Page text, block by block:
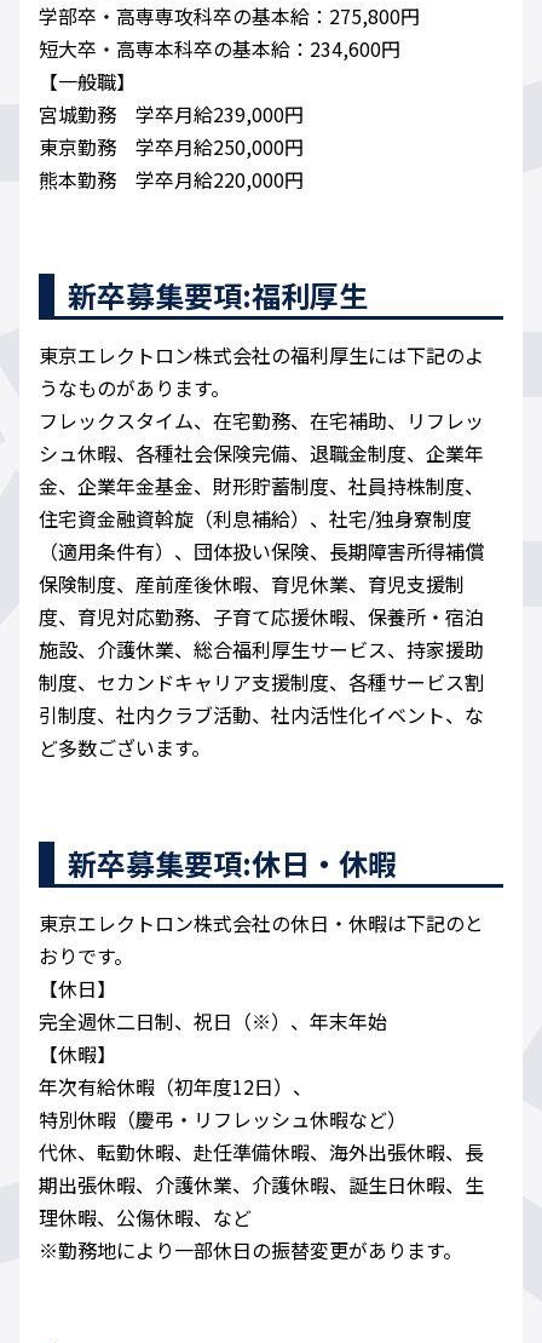
学部卒・高専専攻科卒の基本給：275,800円
短大卒・高専本科卒の基本給：234,600円
【一般職】
宮城勤務 学卒月給239,000円
東京勤務 学卒月給250,000円
熊本勤務 学卒月給220,000​円
新卒募集要項:福利厚生
東京エレクトロン株式会社の福利厚生には下記のよ
うなものがあります。
フレックスタイム、在宅勤務、在宅補助、リフレッ
シュ休暇、各種社会保険完備、退職金制度、企業年
金、企業年金基金、財形貯蓄制度、社員持株制度、
住宅資金融資斡旋（利息補給）、社宅/独身寮制度
（適用条件有）、団体扱い保険、長期障害所得補償
保険制度、産前産後休暇、育児休業、育児支援制
度、育児対応勤務、子育て応援休暇、保養所・宿泊
施設、介護休業、総合福利厚生サービス、持家援助
制度、セカンドキャリア支援制度、各種サービス割
引制度、社内クラブ活動、社内活性化イベント、な
ど多数ございます。
新卒募集要項:休日・休暇
東京エレクトロン株式会社の休日・休暇は下記のと
おりです。
【休日】
完全週休二日制、祝日（※）、年末年始
【休暇】
年次有給休暇（初年度12日）、
特別休暇（慶弔・リフレッシュ休暇など）
代休、転勤休暇、赴任準備休暇、海外出張休暇、長
期出張休暇、介護休業、介護休暇、誕生日休暇、生
理休暇、公傷休暇、など
※勤務地により一部休日の振替変更があります。